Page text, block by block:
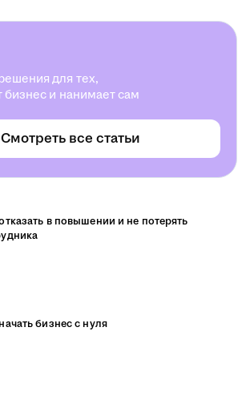
для тех,
бизнес и нанимает сам
Смотреть все статьи
в повышении и не потерять
бизнес с нуля